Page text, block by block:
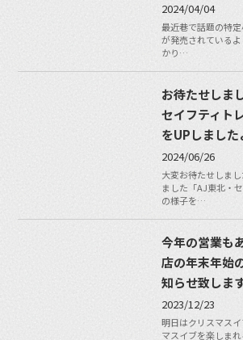
2024/04/04
最近巷で話題の特
が発売されている
かり…
お待たせしま
セイフティト
をUPしました
2024/06/26
大変お待たせしま
ました「AJ東北・
の様子を…
今年の営業も
店の年末年始
知らせ致しま
2023/12/23
明日はクリスマス
マスイブを楽しまれ